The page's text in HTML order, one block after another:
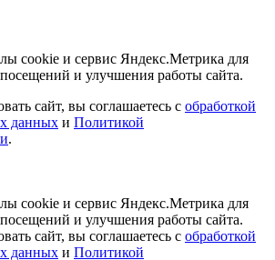
cookie и сервис Яндекс.Метрика для
посещений и улучшения работы сайта.
сайт, вы соглашаетесь с обработкой
данных и Политикой
.
cookie и сервис Яндекс.Метрика для
посещений и улучшения работы сайта.
сайт, вы соглашаетесь с обработкой
данных и Политикой